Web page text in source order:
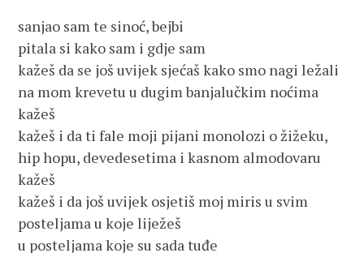
sanjao sam te sinoć, bejbi
pitala si kako sam i gdje sam
kažeš da se još uvijek sjećaš kako smo nagi ležali
na mom krevetu u dugim banjalučkim noćima
kažeš
kažeš i da ti fale moji pijani monolozi o žižeku,
hip hopu, devedesetima i kasnom almodovaru
kažeš
kažeš i da još uvijek osjetiš moj miris u svim
posteljama u koje liježeš
u posteljama koje su sada tuđe